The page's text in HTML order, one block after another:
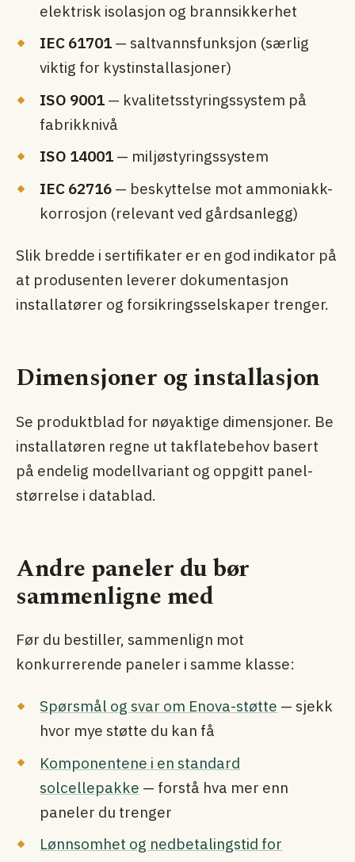
elektrisk isolasjon og brann­sikkerhet
IEC 61701 — saltvannsfunksjon (særlig
viktig for kystinstallasjoner)
ISO 9001 — kvalitetsstyringssystem på
fabrikknivå
ISO 14001 — miljø­styringssystem
IEC 62716 — beskyttelse mot ammoniakk-
korrosjon (relevant ved gårdsanlegg)
Slik bredde i sertifikater er en god indikator på
at produsenten leverer dokumentasjon
installatører og forsikringsselskaper trenger.
Dimensjoner og installasjon
Se produktblad for nøyaktige dimensjoner. Be
installatøren regne ut takflatebehov basert
på endelig modellvariant og oppgitt panel­
størrelse i datablad.
Andre paneler du bør
sammenligne med
Før du bestiller, sammenlign mot
konkurrerende paneler i samme klasse:
Spørsmål og svar om Enova-støtte — sjekk
hvor mye støtte du kan få
Komponentene i en standard
solcellepakke — forstå hva mer enn
paneler du trenger
Lønnsomhet og nedbetalingstid for